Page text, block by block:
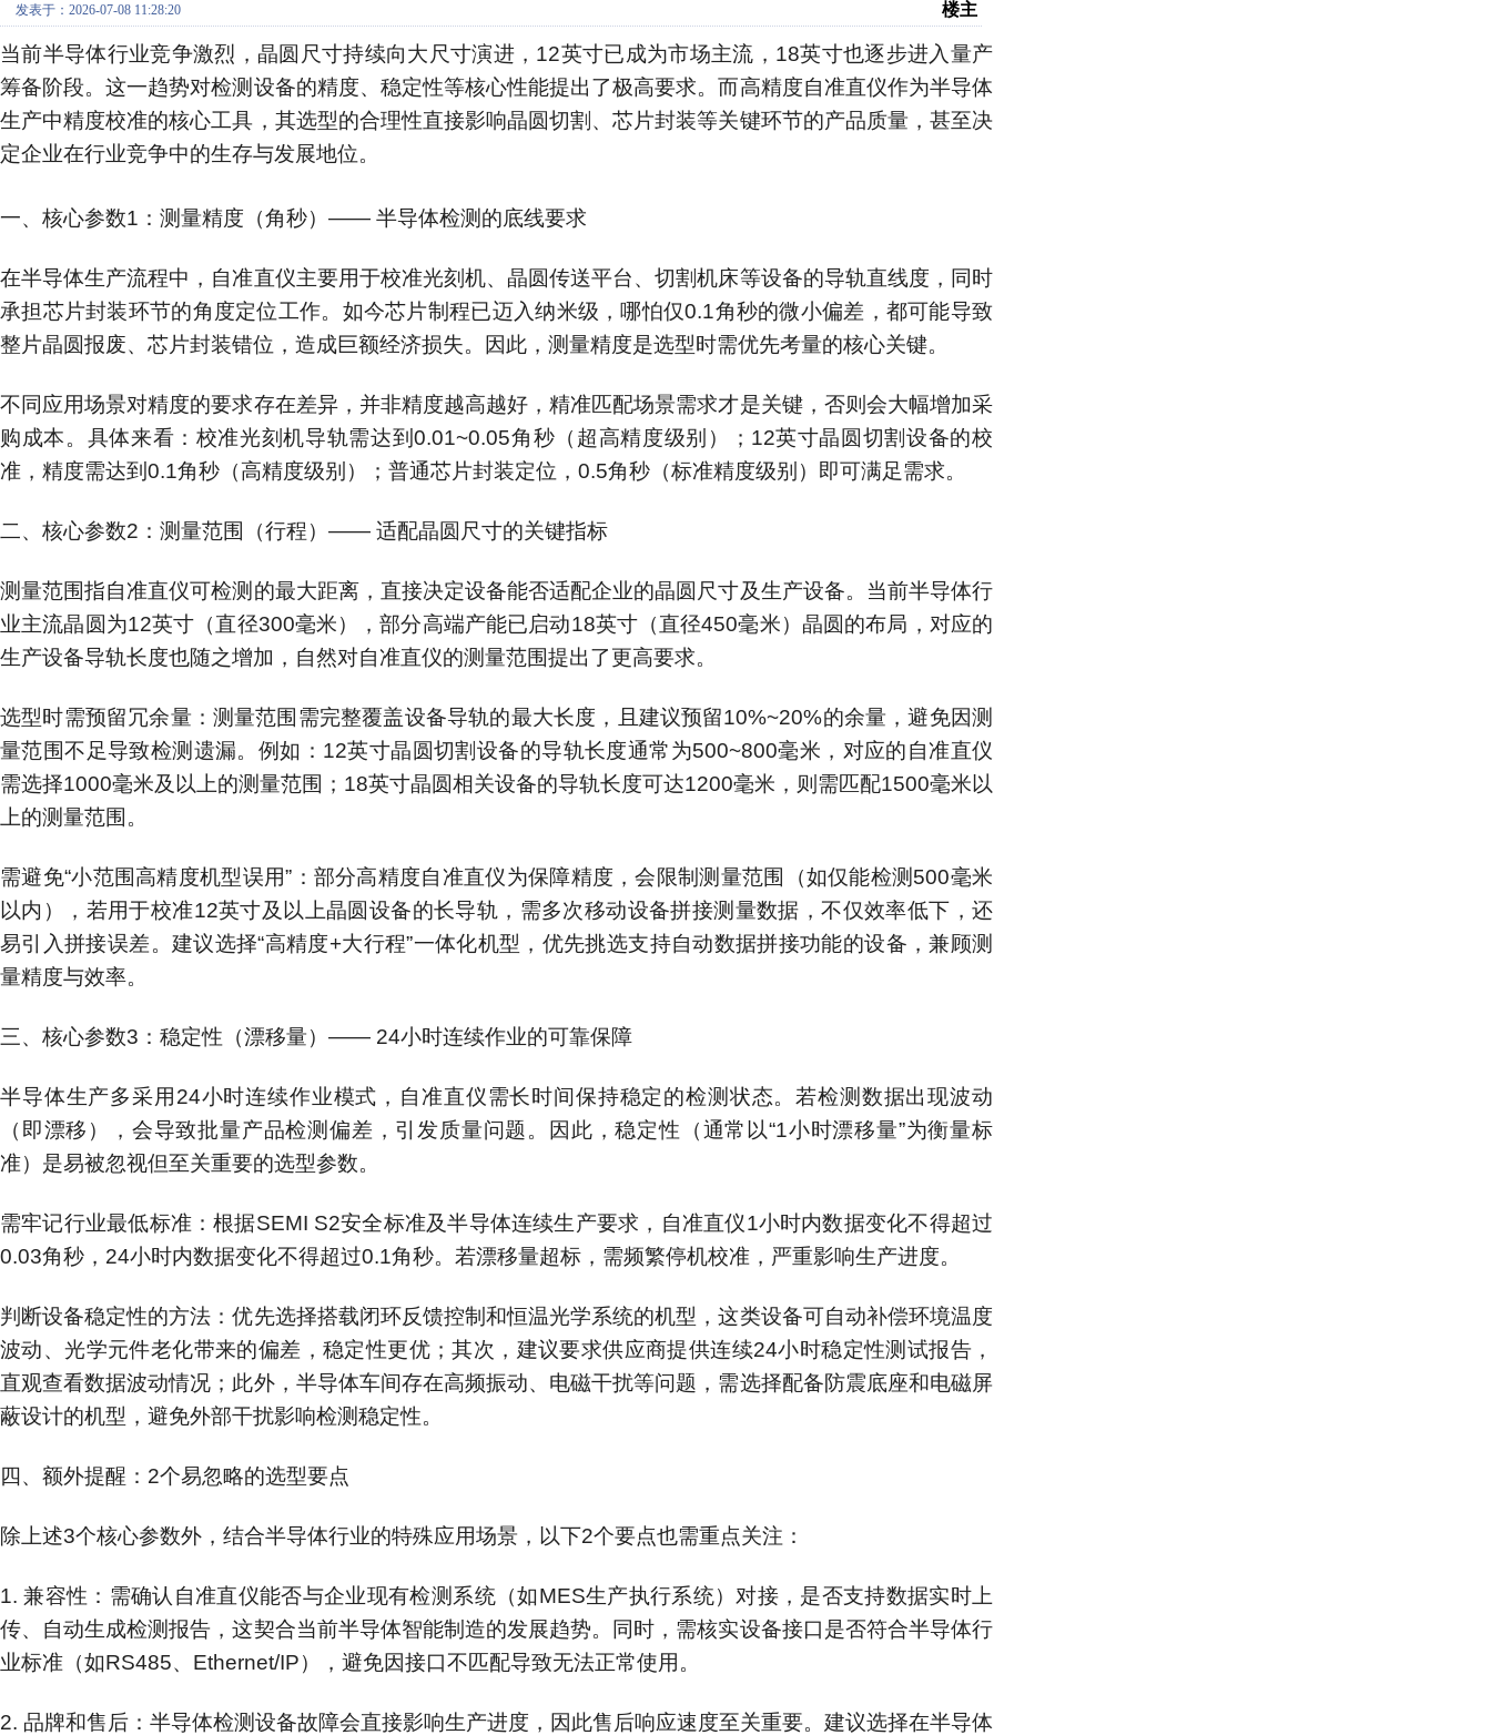
发表于：2026-07-08 11:28:20 楼主
当前半导体行业竞争激烈，晶圆尺寸持续向大尺寸演进，12英寸已成为市场主流，18英寸也逐步进入量产
筹备阶段。这一趋势对检测设备的精度、稳定性等核心性能提出了极高要求。而高精度自准直仪作为半导体
生产中精度校准的核心工具，其选型的合理性直接影响晶圆切割、芯片封装等关键环节的产品质量，甚至决
定企业在行业竞争中的生存与发展地位。
一、核心参数1：测量精度（角秒）—— 半导体检测的底线要求
在半导体生产流程中，自准直仪主要用于校准光刻机、晶圆传送平台、切割机床等设备的导轨直线度，同时
承担芯片封装环节的角度定位工作。如今芯片制程已迈入纳米级，哪怕仅0.1角秒的微小偏差，都可能导致
整片晶圆报废、芯片封装错位，造成巨额经济损失。因此，测量精度是选型时需优先考量的核心关键。
不同应用场景对精度的要求存在差异，并非精度越高越好，精准匹配场景需求才是关键，否则会大幅增加采
购成本。具体来看：校准光刻机导轨需达到0.01~0.05角秒（超高精度级别）；12英寸晶圆切割设备的校
准，精度需达到0.1角秒（高精度级别）；普通芯片封装定位，0.5角秒（标准精度级别）即可满足需求。
二、核心参数2：测量范围（行程）—— 适配晶圆尺寸的关键指标
测量范围指自准直仪可检测的最大距离，直接决定设备能否适配企业的晶圆尺寸及生产设备。当前半导体行
业主流晶圆为12英寸（直径300毫米），部分高端产能已启动18英寸（直径450毫米）晶圆的布局，对应的
生产设备导轨长度也随之增加，自然对自准直仪的测量范围提出了更高要求。
选型时需预留冗余量：测量范围需完整覆盖设备导轨的最大长度，且建议预留10%~20%的余量，避免因测
量范围不足导致检测遗漏。例如：12英寸晶圆切割设备的导轨长度通常为500~800毫米，对应的自准直仪
需选择1000毫米及以上的测量范围；18英寸晶圆相关设备的导轨长度可达1200毫米，则需匹配1500毫米以
上的测量范围。
需避免“小范围高精度机型误用”：部分高精度自准直仪为保障精度，会限制测量范围（如仅能检测500毫米
以内），若用于校准12英寸及以上晶圆设备的长导轨，需多次移动设备拼接测量数据，不仅效率低下，还
易引入拼接误差。建议选择“高精度+大行程”一体化机型，优先挑选支持自动数据拼接功能的设备，兼顾测
量精度与效率。
三、核心参数3：稳定性（漂移量）—— 24小时连续作业的可靠保障
半导体生产多采用24小时连续作业模式，自准直仪需长时间保持稳定的检测状态。若检测数据出现波动
（即漂移），会导致批量产品检测偏差，引发质量问题。因此，稳定性（通常以“1小时漂移量”为衡量标
准）是易被忽视但至关重要的选型参数。
需牢记行业最低标准：根据SEMI S2安全标准及半导体连续生产要求，自准直仪1小时内数据变化不得超过
0.03角秒，24小时内数据变化不得超过0.1角秒。若漂移量超标，需频繁停机校准，严重影响生产进度。
判断设备稳定性的方法：优先选择搭载闭环反馈控制和恒温光学系统的机型，这类设备可自动补偿环境温度
波动、光学元件老化带来的偏差，稳定性更优；其次，建议要求供应商提供连续24小时稳定性测试报告，
直观查看数据波动情况；此外，半导体车间存在高频振动、电磁干扰等问题，需选择配备防震底座和电磁屏
蔽设计的机型，避免外部干扰影响检测稳定性。
四、额外提醒：2个易忽略的选型要点
除上述3个核心参数外，结合半导体行业的特殊应用场景，以下2个要点也需重点关注：
1. 兼容性：需确认自准直仪能否与企业现有检测系统（如MES生产执行系统）对接，是否支持数据实时上
传、自动生成检测报告，这契合当前半导体智能制造的发展趋势。同时，需核实设备接口是否符合半导体行
业标准（如RS485、Ethernet/IP），避免因接口不匹配导致无法正常使用。
2. 品牌和售后：半导体检测设备故障会直接影响生产进度，因此售后响应速度至关重要。建议选择在半导体